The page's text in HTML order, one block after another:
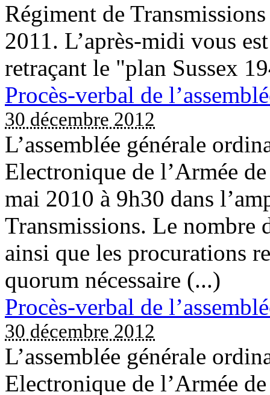
Régiment de
2011. L’après-midi vous
retraçant le "plan Sussex
Procès-verbal de
30 décembre 2012
L’assemblée générale
Electronique de l’Armée
mai 2010 à 9h30 dans
Transmissions. Le nombre
ainsi que les procurations
quorum nécessaire (...)
Procès-verbal de
30 décembre 2012
L’assemblée générale
Electronique de l’Armée